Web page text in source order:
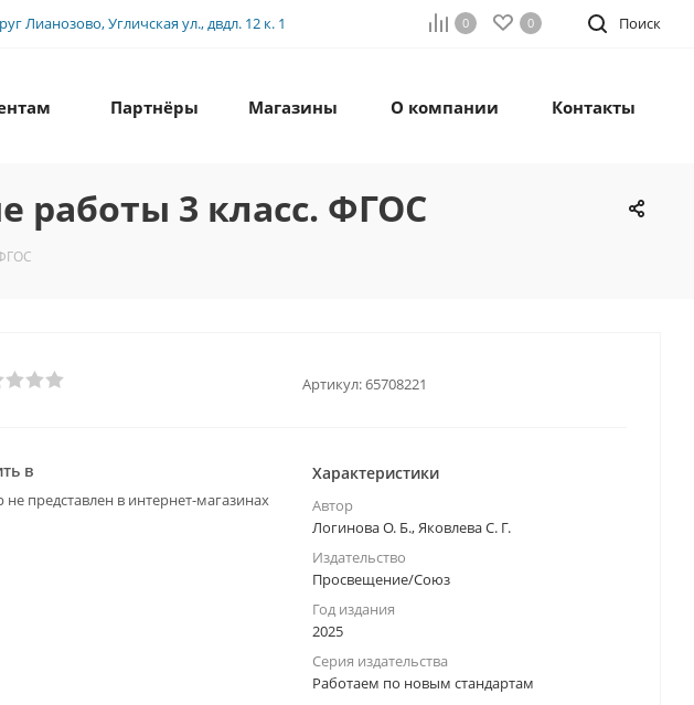
Лианозово, Угличская ул., двдл. 12 к. 1 Поиск
0 0
Партнёры Магазины О компании Контакты
работы 3 класс. ФГОС
Артикул:65708221
в
не представлен в интернет-магазинах
Характеристики
Автор
Логинова О. Б., Яковлева С. Г.
Издательство
Просвещение/Союз
Год издания
2025
Серия издательства
Работаем по новым стандартам